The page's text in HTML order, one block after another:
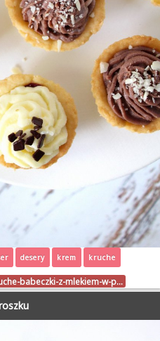
desery krem kruche
babeczki-z-mlekiem-w-p…